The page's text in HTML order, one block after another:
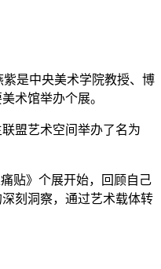
是中央美术学院教授、博
术馆举办个展。
盟艺术空间举办了名为
贴》个展开始，回顾自己
刻洞察，通过艺术载体转